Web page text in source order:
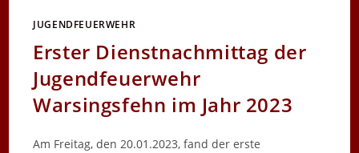
JUGENDFEUERWEHR
Erster Dienstnachmittag der
Jugendfeuerwehr
Warsingsfehn im Jahr 2023
Am Freitag, den 20.01.2023, fand der erste